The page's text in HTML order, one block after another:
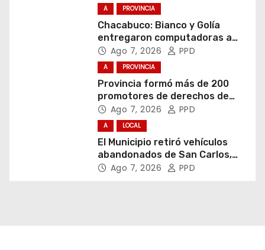
A PROVINCIA
Chacabuco: Bianco y Golía
entregaron computadoras a
estudiantes
Ago 7, 2026 PPD
A PROVINCIA
Provincia formó más de 200
promotores de derechos de
niñas, niños y adolescentes
Ago 7, 2026 PPD
A LOCAL
El Municipio retiró vehículos
abandonados de San Carlos,
Olmos y el casco urbano
Ago 7, 2026 PPD